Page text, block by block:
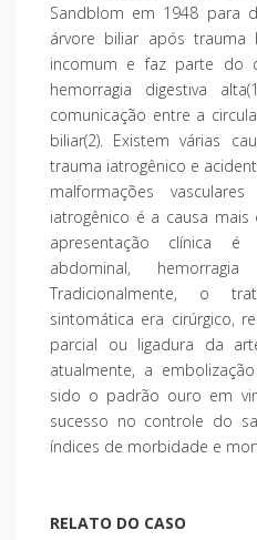
Sandblom em 1948 para
árvore biliar após trauma
incomum e faz parte do
hemorragia digestiva
comunicação entre a
biliar(2). Existem várias
trauma iatrogênico e
malformações
iatrogênico é a causa mais
apresentação clínica
abdominal,
Tradicionalmente, o
sintomática era cirúrgico,
parcial ou ligadura da
atualmente, a
sido o padrão ouro em
sucesso no controle do
índices de morbidade e
RELATO DO CASO